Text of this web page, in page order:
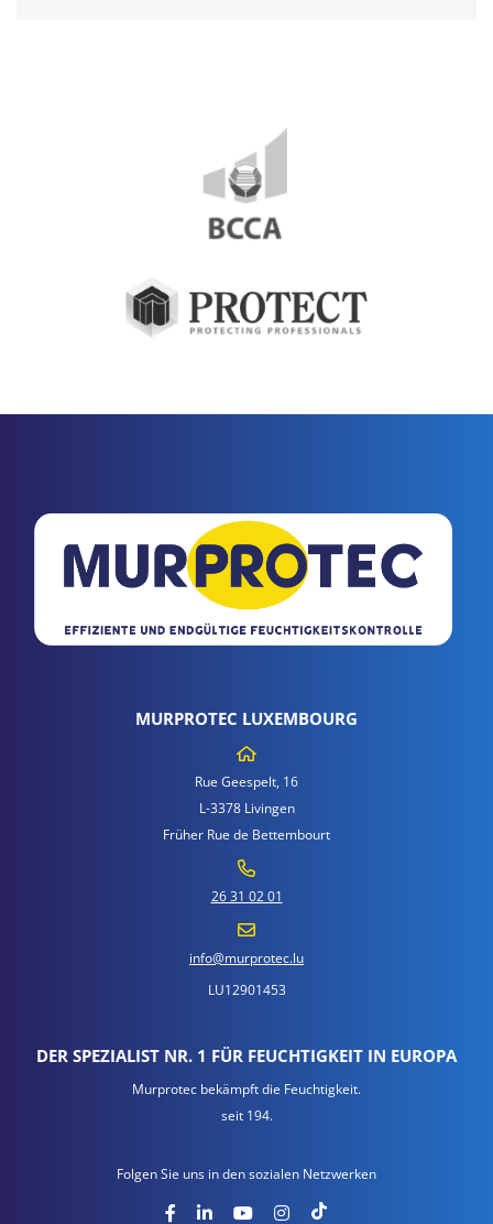
MURPROTEC LUXEMBOURG
Rue Geespelt, 16
L-3378 Livingen
Früher Rue de Bettembourt
26 31 02 01
info@murprotec.lu
LU12901453
DER SPEZIALIST NR. 1 FÜR FEUCHTIGKEIT IN EUROPA
Murprotec bekämpft die Feuchtigkeit.
seit 194.
Folgen Sie uns in den sozialen Netzwerken